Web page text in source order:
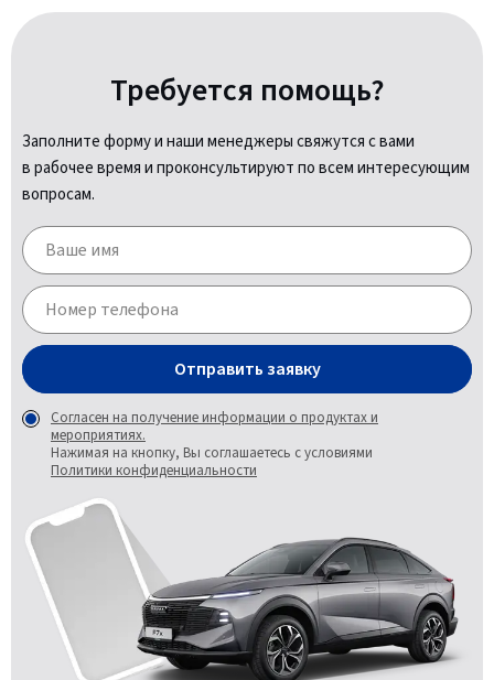
Требуется помощь?
Заполните форму и наши менеджеры свяжутся с вами
в рабочее время и проконсультируют по всем интересующим
вопросам.
Отправить заявку
Согласен на получение информации о продуктах и
мероприятиях.
Нажимая на кнопку, Вы соглашаетесь с условиями
Политики конфиденциальности